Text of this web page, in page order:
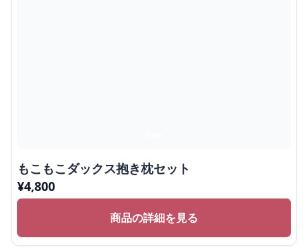
もこもこダックス抱き枕セット
¥4,800
商品の詳細を見る